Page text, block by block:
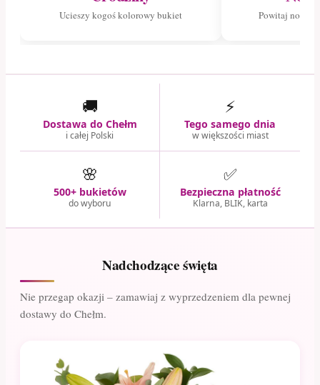
Ucieszy kogoś kolorowy bukiet Powitaj
🚚
Dostawa do Chełm
i całej Polski
⚡
Tego samego dnia
w większości miast
🌸
500+ bukietów
do wyboru
✅
Bezpieczna płatność
Klarna, BLIK, karta
Nadchodzące święta
Nie przegap okazji – zamawiaj z wyprzedzeniem dla pewnej
dostawy do Chełm.